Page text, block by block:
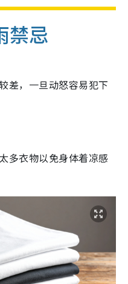
禁忌
差，一旦动怒容易犯下
多衣物以免身体着凉感